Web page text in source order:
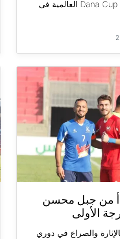
بإحرازه لقب بطولة Dana Cup العالمية في
من جبل محسن
الأولى
والصراع في دوري